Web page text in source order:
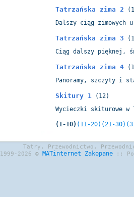
Tatrzańska zima 2
Dalszy ciąg zimowych
Tatrzańska zima 3
Ciąg dalszy pięknej,
Tatrzańska zima 4
Panoramy, szczyty i
Skitury 1 (12)
Wycieczki skiturowe
(1-10) (11-20) (21-30)
Tatry, Przewodnictwo,
1999-2026 © MATinternet Zakopane ::